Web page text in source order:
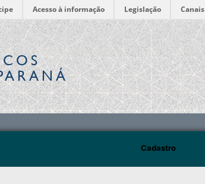
Acesso à informação Legislação Canais
Cadastro